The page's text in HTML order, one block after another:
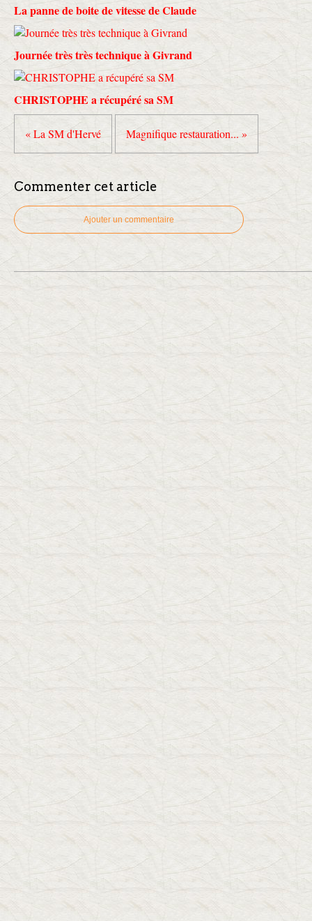
La panne de boite de vitesse de Claude
Journée très très technique à Givrand
CHRISTOPHE a récupéré sa SM
« La SM d'Hervé Magnifique restauration... »
Commenter cet article
Ajouter un commentaire